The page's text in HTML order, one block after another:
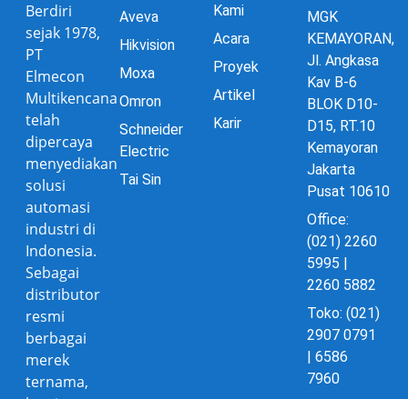
Berdiri
sejak 1978,
PT
Elmecon
Multikencana
telah
dipercaya
menyediakan
solusi
automasi
industri di
Indonesia.
Sebagai
distributor
resmi
berbagai
merek
ternama,
Aveva
Hikvision
Moxa
Omron
Schneider
Electric
Tai Sin
Kami
Acara
Proyek
Artikel
Karir
MGK
KEMAYORAN,
Jl. Angkasa
Kav B-6
BLOK D10-
D15, RT.10
Kemayoran
Jakarta
Pusat 10610
Office:
(021) 2260
5995 |
2260 5882
Toko: (021)
2907 0791
| 6586
7960